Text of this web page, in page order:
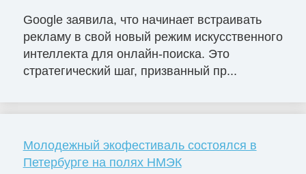
Google заявила, что начинает встраивать
рекламу в свой новый режим искусственного
интеллекта для онлайн-поиска. Это
стратегический шаг, призванный пр...
Молодежный экофестиваль состоялся в
Петербурге на полях НМЭК